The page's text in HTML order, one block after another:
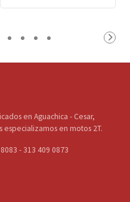
en Aguachica - Cesar,
especializamos en motos 2T.
- 313 409 0873